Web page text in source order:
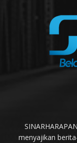
menyajikan